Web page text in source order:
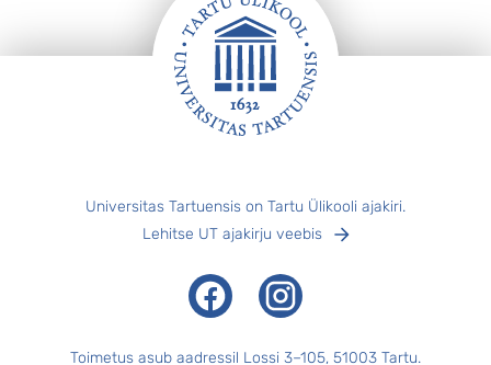
Universitas Tartuensis on Tartu Ülikooli ajakiri.
Lehitse UT ajakirju veebis
FacebookInstagram
Toimetus asub aadressil Lossi 3–105, 51003 Tartu.